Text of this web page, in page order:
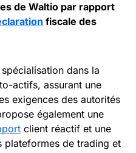
de Waltio par rapport
fiscale des
dans la
actifs, assurant une
exigences des autorités
également une
client réactif et une
plateformes de trading et